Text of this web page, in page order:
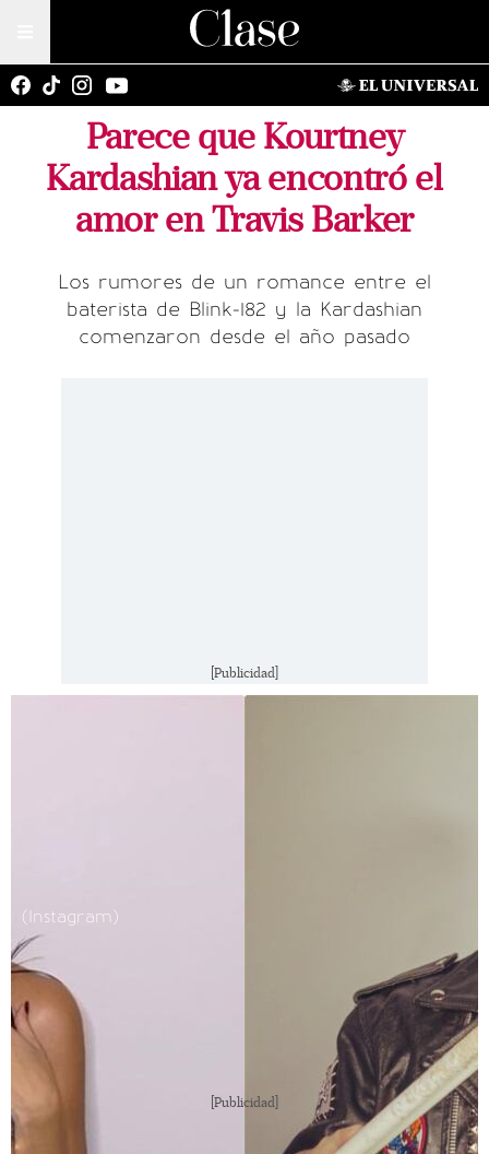
Parece que Kourtney
Kardashian ya encontró el
amor en Travis Barker
Los rumores de un romance entre el
baterista de Blink-182 y la Kardashian
comenzaron desde el año pasado
[Publicidad]
(Instagram)
[Publicidad]